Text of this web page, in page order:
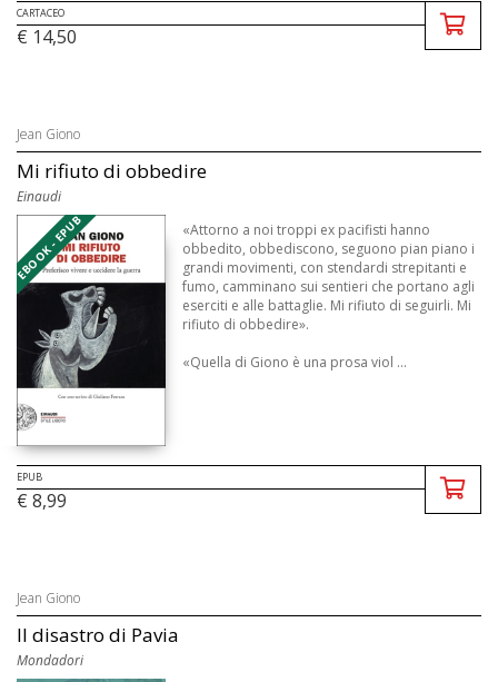
CARTACEO
€ 14,50
Jean Giono
Mi rifiuto di obbedire
Einaudi
EBOOK - EPUB
«Attorno a noi troppi ex pacifisti hanno
obbedito, obbediscono, seguono pian piano i
grandi movimenti, con stendardi strepitanti e
fumo, camminano sui sentieri che portano agli
eserciti e alle battaglie. Mi rifiuto di seguirli. Mi
rifiuto di obbedire».
«Quella di Giono è una prosa viol ...
EPUB
€ 8,99
Jean Giono
Il disastro di Pavia
Mondadori